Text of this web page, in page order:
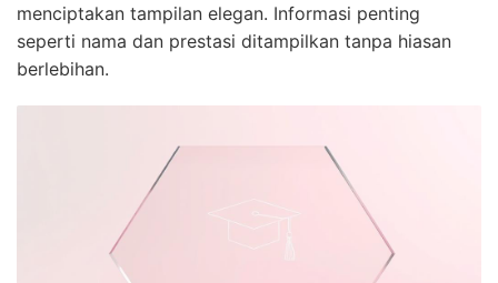
menciptakan tampilan elegan. Informasi penting
seperti nama dan prestasi ditampilkan tanpa hiasan
berlebihan.